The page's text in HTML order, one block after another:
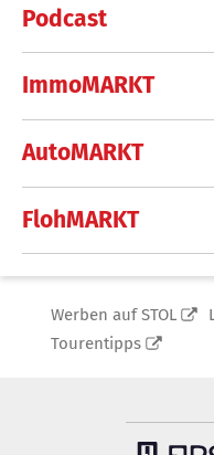
Podcast
ImmoMARKT
AutoMARKT
FlohMARKT
Werben auf STOL
Tourentipps